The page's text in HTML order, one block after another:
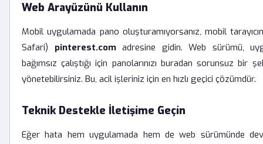
Web Arayüzünü Kullanın
Mobil uygulamada pano oluşturamıyorsanız, mobil
Safari) pinterest.comadresine gidin. Web sürümü,
bağımsız çalıştığı için panolarınızı buradan sorunsuz bir
yönetebilirsiniz. Bu, acil işleriniz için en hızlı geçici çözümdür.
Teknik Destekle İletişime Geçin
Eğer hata hem uygulamada hem de web sürümünde